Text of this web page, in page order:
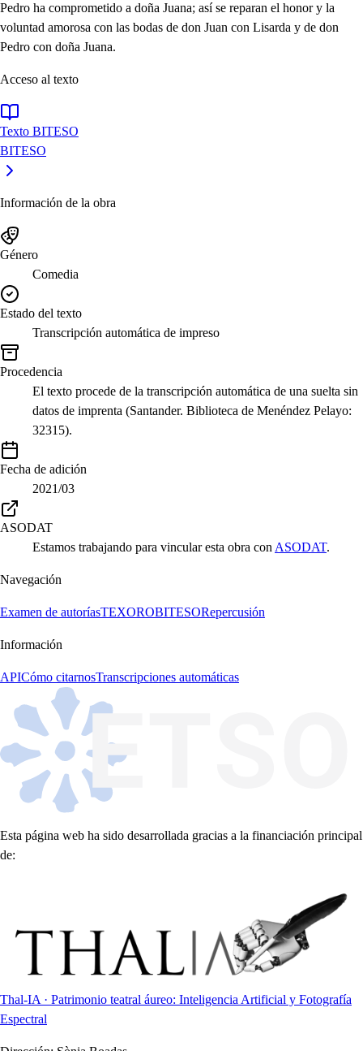
Pedro ha comprometido a doña Juana; así se reparan el honor y la
voluntad amorosa con las bodas de don Juan con Lisarda y de don
Pedro con doña Juana.
Acceso al texto
Texto BITESO
BITESO
Información de la obra
Género
Comedia
Estado del texto
Transcripción automática de impreso
Procedencia
El texto procede de la transcripción automática de una suelta sin
datos de imprenta (Santander. Biblioteca de Menéndez Pelayo:
32315).
Fecha de adición
2021/03
ASODAT
Estamos trabajando para vincular esta obra con ASODAT.
Navegación
Examen de autoríasTEXOROBITESORepercusión
Información
APICómo citarnosTranscripciones automáticas
Esta página web ha sido desarrollada gracias a la financiación principal
de:
Thal-IA · Patrimonio teatral áureo: Inteligencia Artificial y Fotografía
Espectral